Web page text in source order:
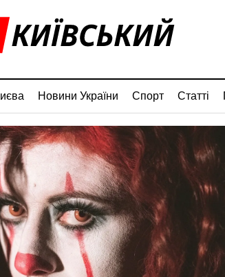
Новини України Спорт Статті